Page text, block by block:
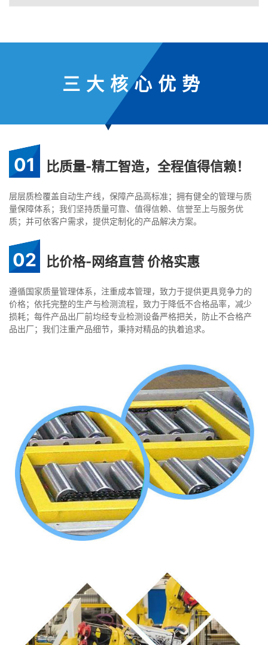
三大核心优势
01 比质量-精工智造，全程值得信赖！
层层质检覆盖自动生产线，保障产品高标准；拥有健全的管理与质
量保障体系；我们坚持质量可靠、值得信赖、信誉至上与服务优
质；并可依客户需求，提供定制化的产品解决方案。
02 比价格-网络直营 价格实惠
遵循国家质量管理体系，注重成本管理，致力于提供更具竞争力的
价格；依托完整的生产与检测流程，致力于降低不合格品率，减少
损耗；每件产品出厂前均经专业检测设备严格把关，防止不合格产
品出厂；我们注重产品细节，秉持对精品的执着追求。